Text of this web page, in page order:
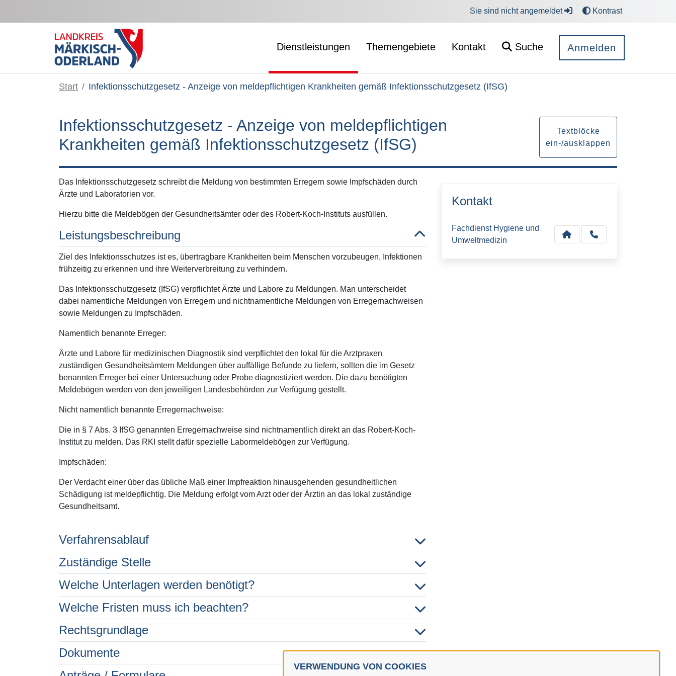
VERWENDUNG VON COOKIES
Sie sind nicht angemeldet Kontrast
Dienstleistungen Themengebiete Kontakt Suche Anmelden
Start Infektionsschutzgesetz - Anzeige von meldepflichtigen Krankheiten gemäß Infektionsschutzgesetz (IfSG)
Infektionsschutzgesetz - Anzeige von meldepflichtigen
Krankheiten gemäß Infektionsschutzgesetz (IfSG)
Textblöcke
ein-/ausklappen
Das Infektionsschutzgesetz schreibt die Meldung von bestimmten Erregern sowie Impfschäden durch
Ärzte und Laboratorien vor.
Hierzu bitte die Meldebögen der Gesundheitsämter oder des Robert-Koch-Instituts ausfüllen.
Leistungsbeschreibung
Ziel des Infektionsschutzes ist es, übertragbare Krankheiten beim Menschen vorzubeugen, Infektionen
frühzeitig zu erkennen und ihre Weiterverbreitung zu verhindern.
Das Infektionsschutzgesetz (IfSG) verpflichtet Ärzte und Labore zu Meldungen. Man unterscheidet
dabei namentliche Meldungen von Erregern und nichtnamentliche Meldungen von Erregernachweisen
sowie Meldungen zu Impfschäden.
Namentlich benannte Erreger:
Ärzte und Labore für medizinischen Diagnostik sind verpflichtet den lokal für die Arztpraxen
zuständigen Gesundheitsämtern Meldungen über auffällige Befunde zu liefern, sollten die im Gesetz
benannten Erreger bei einer Untersuchung oder Probe diagnostiziert werden. Die dazu benötigten
Meldebögen werden von den jeweiligen Landesbehörden zur Verfügung gestellt.
Nicht namentlich benannte Erregernachweise:
Die in § 7 Abs. 3 IfSG genannten Erregernachweise sind nichtnamentlich direkt an das Robert-Koch-
Institut zu melden. Das RKI stellt dafür spezielle Labormeldebögen zur Verfügung.
Impfschäden:
Der Verdacht einer über das übliche Maß einer Impfreaktion hinausgehenden gesundheitlichen
Schädigung ist meldepflichtig. Die Meldung erfolgt vom Arzt oder der Ärztin an das lokal zuständige
Gesundheitsamt.
Verfahrensablauf
Zuständige Stelle
Welche Unterlagen werden benötigt?
Welche Fristen muss ich beachten?
Rechtsgrundlage
Dokumente
Kontakt
Fachdienst Hygiene und
Umweltmedizin